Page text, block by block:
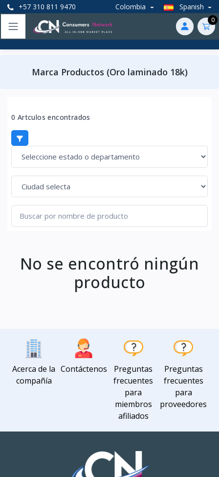
+57 310 811 9470 Colombia Spanish
0
Marca Productos (Oro laminado 18k)
0 Artculos encontrados
No se encontró ningún
producto
Acerca de la
compañía
Contáctenos
Preguntas
frecuentes
para
miembros
afiliados
Preguntas
frecuentes
para
proveedores